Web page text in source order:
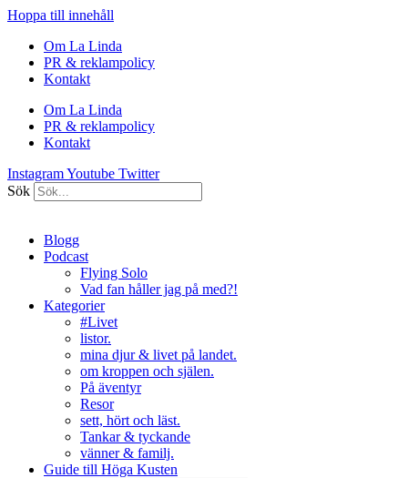
Hoppa till innehåll
Om La Linda
PR & reklampolicy
Kontakt
Om La Linda
PR & reklampolicy
Kontakt
InstagramYoutube Twitter
Sök
Blogg
Podcast
Flying Solo
Vad fan håller jag på med?!
Kategorier
#Livet
listor.
mina djur & livet på landet.
om kroppen och själen.
På äventyr
Resor
sett, hört och läst.
Tankar & tyckande
vänner & familj.
Guide till Höga Kusten